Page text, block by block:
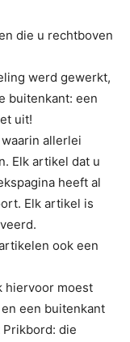
die u rechtboven
werd gewerkt,
buitenkant: een
uit!
allerlei
Elk artikel dat u
heeft al
Elk artikel is
ook een
hiervoor moest
een buitenkant
die